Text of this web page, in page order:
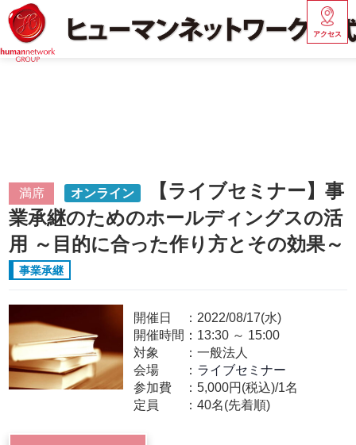
アクセス
満席 オンライン
【ライブセミナー】事
業承継のためのホールディングスの活
用 ～目的に合った作り方とその効果～
事業承継
開催日
2022/08/17(水)
開催時間： 13:30～ 15:00
対象
一般法人
会場
ライブセミナー
参加費
5,000円(税込)/1名
定員
40名(先着順)